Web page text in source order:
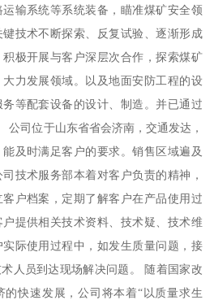
输系统等系统装备，瞄准煤矿安全领
技术不断探索、反复试验、逐渐形成
极开展与客户深层次合作，探索煤矿
力发展领域。以及地面安防工程的设
等配套设备的设计、制造。并已通过
公司位于山东省省会济南，交通发达，
及时满足客户的要求。销售区域遍及
技术服务部本着对客户负责的精神，
户档案，定期了解客户在产品使用过
提供相关技术资料、技术疑、技术维
际使用过程中，如发生质量问题，接
人员到达现场解决问题。 随着国家改
快速发展，公司将本着“以质量求生